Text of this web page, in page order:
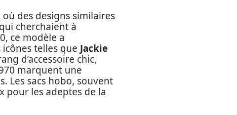
des designs similaires
cherchaient à
ce modèle a
telles que Jackie
d’accessoire chic,
marquent une
Les sacs hobo, souvent
pour les adeptes de la